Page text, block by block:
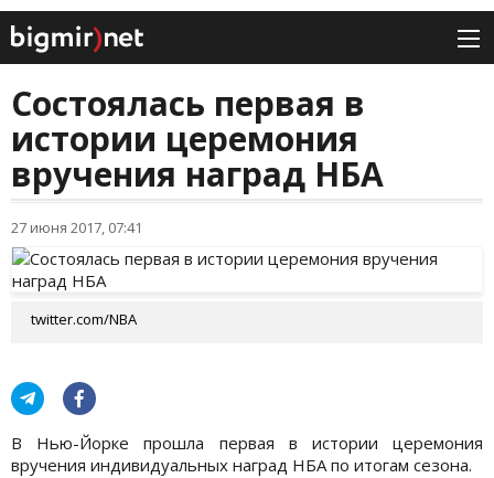
Состоялась первая в
истории церемония
вручения наград НБА
27 июня 2017, 07:41
twitter.com/NBA
В Нью-Йорке прошла первая в истории церемония
вручения индивидуальных наград НБА по итогам сезона.